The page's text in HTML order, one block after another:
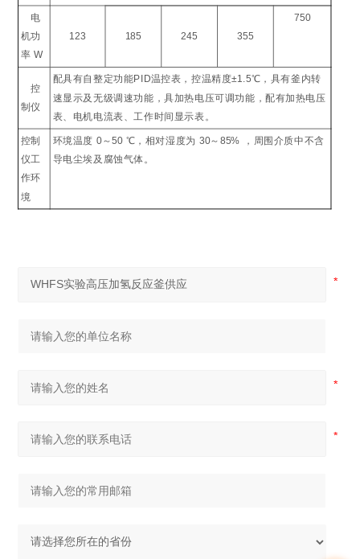
电
机功
率 W
123 185 245 355
750
控
制仪
配具有自整定功能PID温控表，控温精度±1.5℃ ，具有釜内转
速显示及无级调速功能，具加热电压可调功能，配有加热电压
表、电机电流表、工作时间显示表。
控制
仪工
作环
境
环境温度 0～50℃ ，相对湿度为 30～85% ，周围介质中不含
导电尘埃及腐蚀气体。